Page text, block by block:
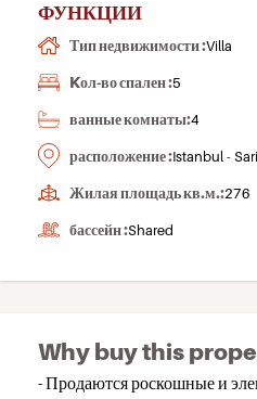
ФУНКЦИИ
Тип недвижимости :Villa
Kол-во спален :5
ванные комнаты:4
расположение :Istanbul -
Жилая площадь кв.м.:276
бассейн :Shared
Why buy this
- Продаются роскошные и